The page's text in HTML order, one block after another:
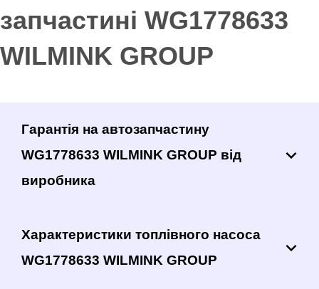
запчастині WG1778633
WILMINK GROUP
Гарантія на автозапчастину
WG1778633 WILMINK GROUP від
виробника
Характеристики топлівного насоса
WG1778633 WILMINK GROUP